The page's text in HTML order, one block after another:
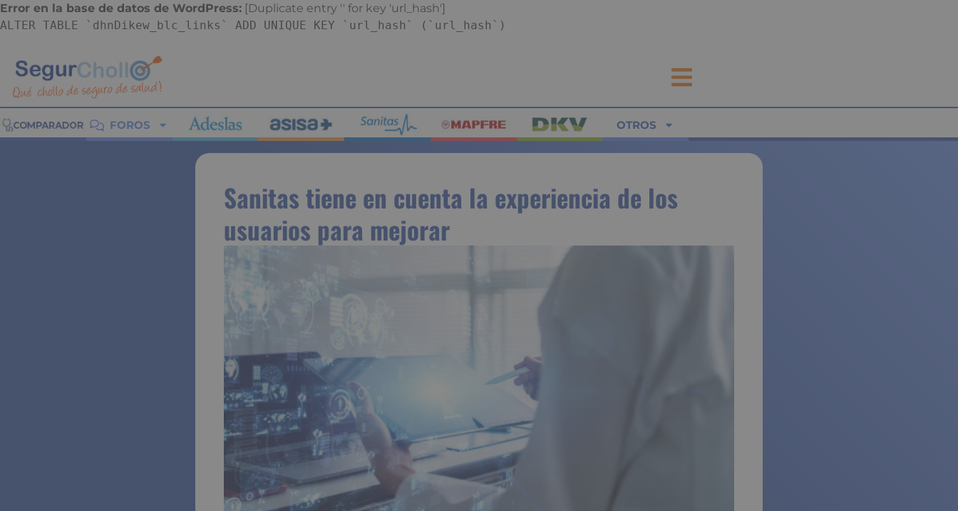
Error en la base de datos de WordPress: [Duplicate entry '' for key 'url_hash']
ALTER TABLE `dhnDikew_blc_links` ADD UNIQUE KEY `url_hash` (`url_hash`)
FOROS OTROS
Sanitas tiene en cuenta la experiencia de los
usuarios para mejorar